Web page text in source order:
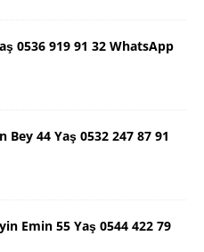
0536 919 91 32 WhatsApp
Bey 44 Yaş 0532 247 87 91
Emin 55 Yaş 0544 422 79